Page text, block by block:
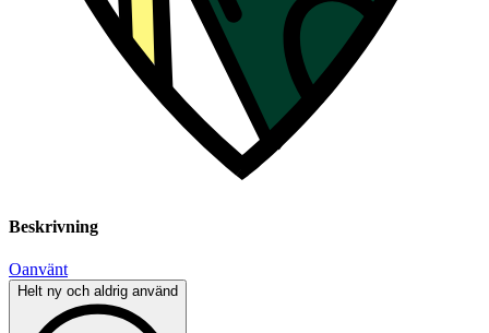
Beskrivning
Oanvänt
Helt ny och aldrig använd